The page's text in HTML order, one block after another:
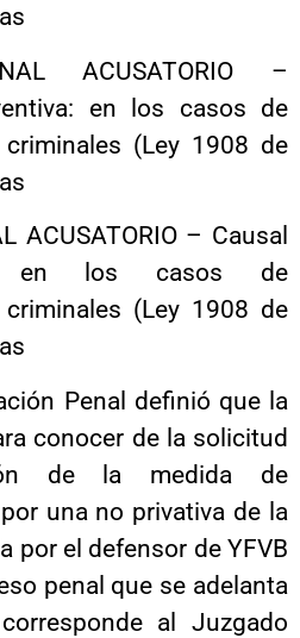
ACUSATORIO –
en los casos de
criminales (Ley 1908 de
ACUSATORIO – Causal
en los casos de
criminales (Ley 1908 de
Penal definió que la
conocer de la solicitud
de la medida de
una no privativa de la
por el defensor de YFVB
penal que se adelanta
al Juzgado